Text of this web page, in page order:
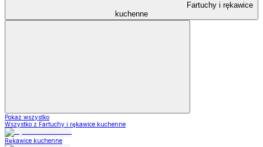
Fartuchy i rękawice
kuchenne
Pokaż wszystko
Wszystko z Fartuchy i rękawice kuchenne
Rękawice kuchenne